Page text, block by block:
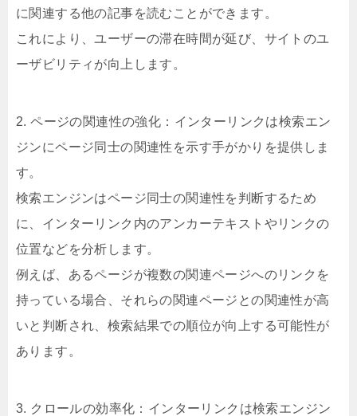
に関連する他の記事を読むことができます。
これにより、ユーザーの滞在時間が延び、サイトのユ
ーザビリティが向上します。
2. ページの関連性の強化：インターリンクは検索エン
ジンにページ同士の関連性を示す手がかりを提供しま
す。
検索エンジンはページ同士の関連性を判断するため
に、インターリンク内のアンカーテキストやリンクの
位置などを分析します。
例えば、あるページが複数の関連ページへのリンクを
持っている場合、それらの関連ページとの関連性が高
いと判断され、検索結果での順位が向上する可能性が
あります。
3. クロールの効率化：インターリンクは検索エンジン